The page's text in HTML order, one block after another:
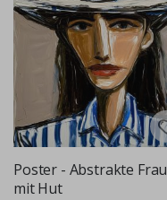
Poster - Abstrakte Frau
mit Hut